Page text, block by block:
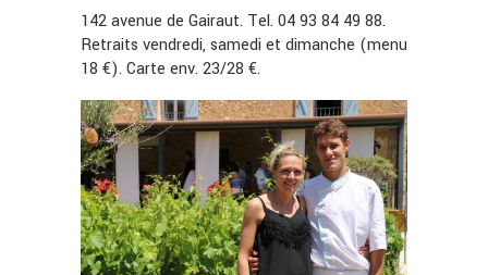
142 avenue de Gairaut. Tel. 04 93 84 49 88.
Retraits vendredi, samedi et dimanche (menu
18 €). Carte env. 23/28 €.